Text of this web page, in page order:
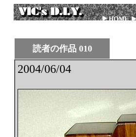
HOME
読者の作品 010
2004/06/04